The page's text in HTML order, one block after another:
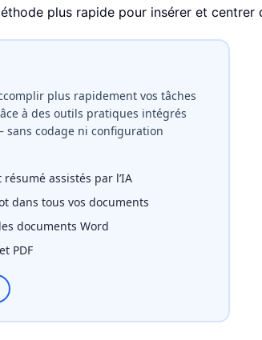
plus rapide pour insérer et
plus rapidement vos tâches
à des outils pratiques intégrés
codage ni configuration
assistés par l’IA
dans tous vos documents
documents Word
PDF